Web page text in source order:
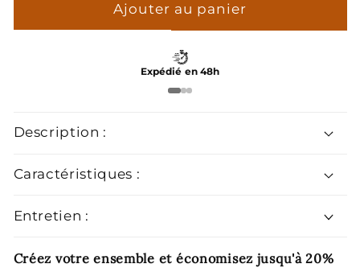
CravateCravate
Ajouter au panier
Expédié en 48h
Description :
Caractéristiques :
Entretien :
Créez votre ensemble et économisez jusqu'à 20%